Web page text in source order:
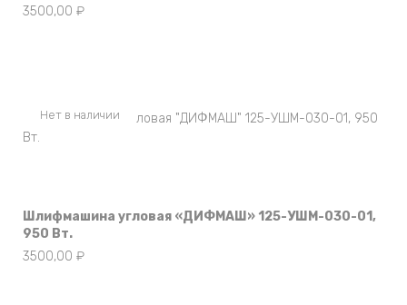
3500,00 ₽
Нет в наличии
Шлифмашина угловая «ДИФМАШ» 125-УШМ-030-01,
950 Вт.
3500,00 ₽